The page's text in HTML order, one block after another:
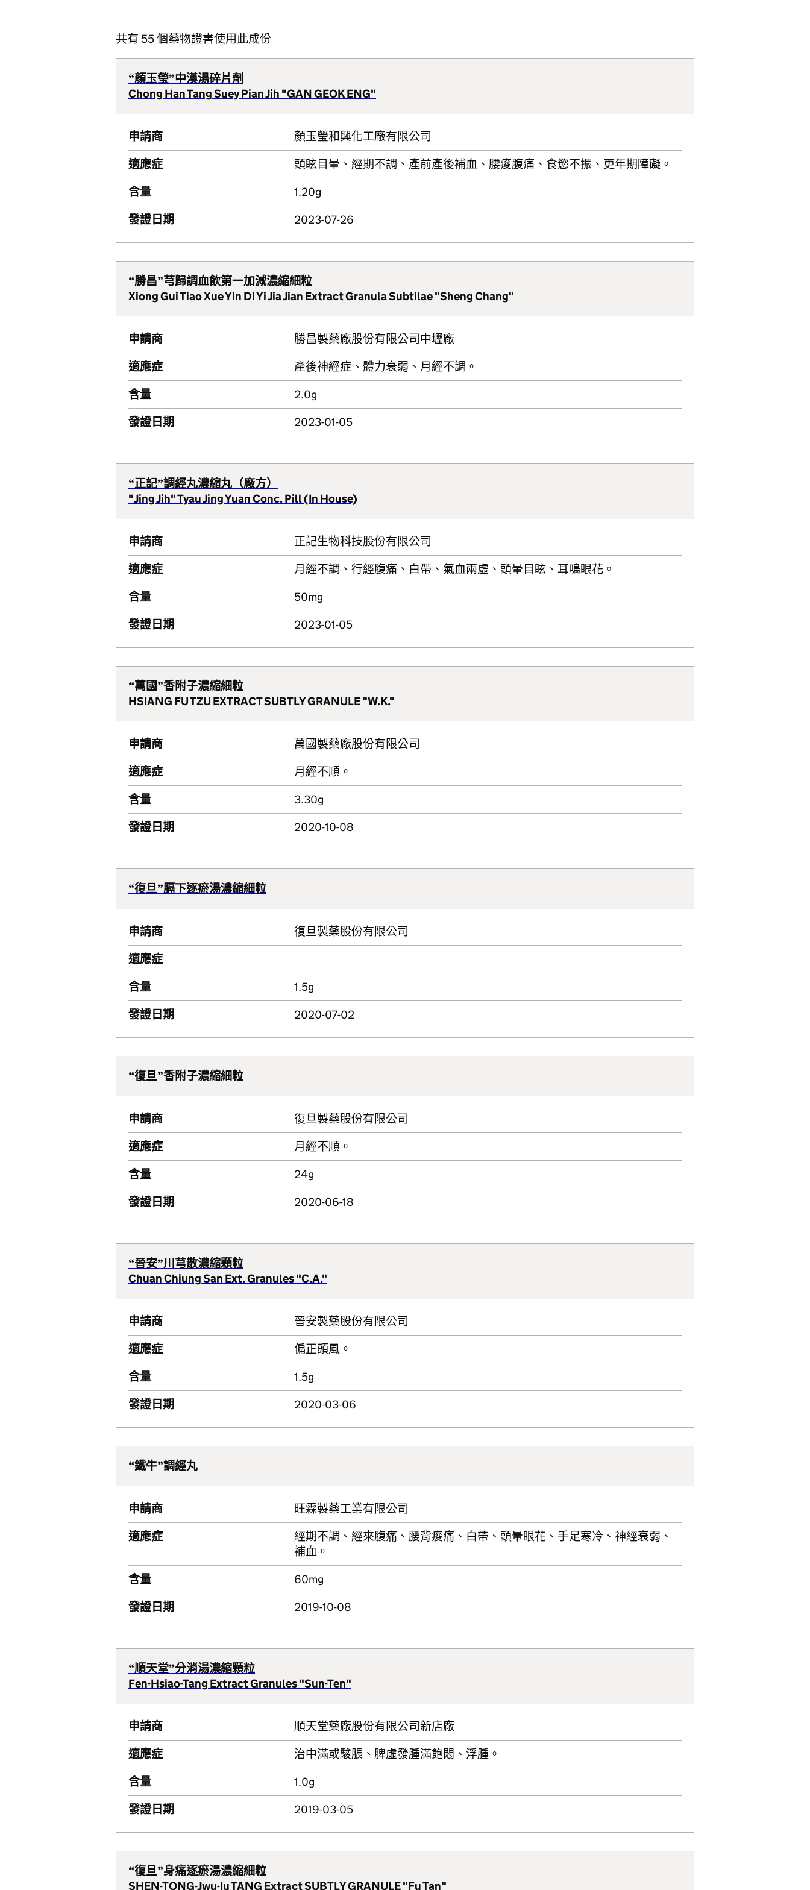
共有 55 個藥物證書使用此成份
“顏玉瑩”中漢湯碎片劑
Chong Han Tang Suey Pian Jih "GAN GEOK ENG"
申請商
顏玉瑩和興化工廠有限公司
適應症
頭眩目暈、經期不調、產前產後補血、腰痠腹痛、食慾不振、更年期障礙。
含量
1.20g
發證日期
2023-07-26
“勝昌”芎歸調血飲第一加減濃縮細粒
Xiong Gui Tiao Xue Yin Di Yi Jia Jian Extract Granula Subtilae "Sheng Chang"
申請商
勝昌製藥廠股份有限公司中壢廠
適應症
產後神經症、體力衰弱、月經不調。
含量
2.0g
發證日期
2023-01-05
“正記”調經丸濃縮丸（廠方）
"Jing Jih" Tyau Jing Yuan Conc. Pill (In House)
申請商
正記生物科技股份有限公司
適應症
月經不調、行經腹痛、白帶、氣血兩虛、頭暈目眩、耳鳴眼花。
含量
50mg
發證日期
2023-01-05
“萬國”香附子濃縮細粒
HSIANG FU TZU EXTRACT SUBTLY GRANULE "W.K."
申請商
萬國製藥廠股份有限公司
適應症
月經不順。
含量
3.30g
發證日期
2020-10-08
“復旦”膈下逐瘀湯濃縮細粒
申請商
復旦製藥股份有限公司
適應症
含量
1.5g
發證日期
2020-07-02
“復旦”香附子濃縮細粒
申請商
復旦製藥股份有限公司
適應症
月經不順。
含量
24g
發證日期
2020-06-18
“晉安”川芎散濃縮顆粒
Chuan Chiung San Ext. Granules "C.A."
申請商
晉安製藥股份有限公司
適應症
偏正頭風。
含量
1.5g
發證日期
2020-03-06
“鐵牛”調經丸
申請商
旺霖製藥工業有限公司
適應症
經期不調、經來腹痛、腰背痠痛、白帶、頭暈眼花、手足寒冷、神經衰弱、
補血。
含量
60mg
發證日期
2019-10-08
“順天堂”分消湯濃縮顆粒
Fen-Hsiao-Tang Extract Granules "Sun-Ten"
申請商
順天堂藥廠股份有限公司新店廠
適應症
治中滿或駿脹、脾虛發腫滿飽悶、浮腫。
含量
1.0g
發證日期
2019-03-05
“復旦”身痛逐瘀湯濃縮細粒
SHEN-TONG-Jwu-Iu TANG Extract SUBTLY GRANULE "Fu Tan"